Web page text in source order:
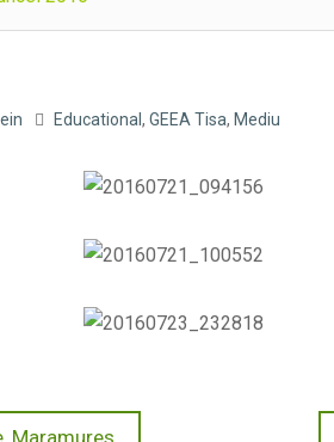
Educational , GEEA Tisa, Mediu
Maramures